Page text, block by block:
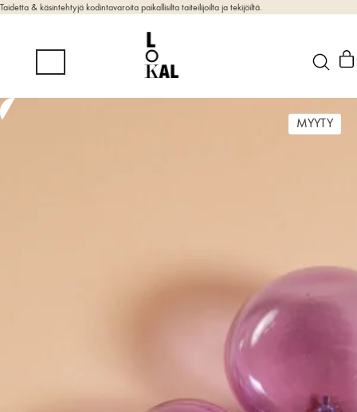
Taidetta & käsintehtyjä kodintavaroita paikallisilta taiteilijoilta ja tekijöiltä.
MYYTY